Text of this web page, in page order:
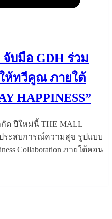
บมือ GDH ร่วม
ห้ทวีคูณ ภายใต้
HAPPINESS”
ด ปีใหม่นี้ THE MALL
ประสบการณ์ความสุข รูปแบบ
Collaboration ภายใต้คอน